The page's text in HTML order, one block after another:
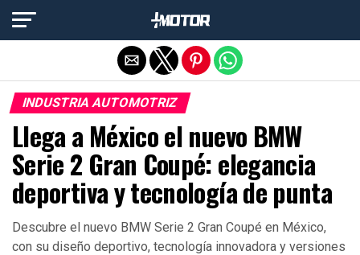
INDUSTRIA AUTOMOTRIZ
Llega a México el nuevo BMW
Serie 2 Gran Coupé: elegancia
deportiva y tecnología de punta
Descubre el nuevo BMW Serie 2 Gran Coupé en México,
con su diseño deportivo, tecnología innovadora y versiones
Salir de la versión móvil